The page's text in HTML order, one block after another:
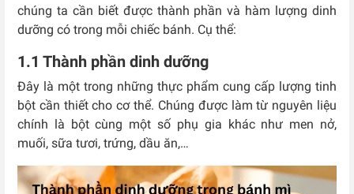
chúng ta cần biết được thành phần và hàm lượng dinh
dưỡng có trong mỗi chiếc bánh. Cụ thể:
1.1 Thành phần dinh dưỡng
Đây là một trong những thực phẩm cung cấp lượng tinh
bột cần thiết cho cơ thể. Chúng được làm từ nguyên liệu
chính là bột cùng một số phụ gia khác như men nở,
muối, sữa tươi, trứng, dầu ăn,…